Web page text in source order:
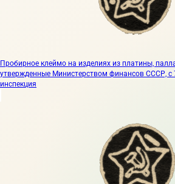
Пробирное клеймо на изделиях из платины,
утвержденные Министерством финансов СССР, с
инспекция